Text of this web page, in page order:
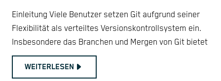
Einleitung Viele Benutzer setzen Git aufgrund seiner
Flexibilität als verteiltes Versionskontrollsystem ein.
Insbesondere das Branchen und Mergen von Git bietet
WEITERLESEN